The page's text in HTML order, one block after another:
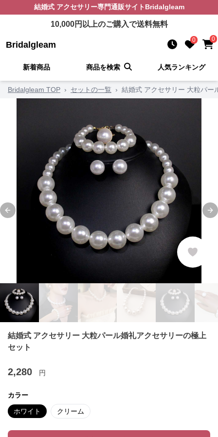
結婚式 アクセサリー専門通販サイト Bridalgleam
10,000円以上のご購入で送料無料
Bridalgleam 0 0
新着商品 商品を検索 人気ランキング
Bridalgleam TOP › セットの一覧 › 結婚式 アクセサリー 大粒パー
Previous slide
結婚式 アクセサリー 大粒パール婚礼アクセサリーの極上
セット
2,280 円
カラー
ホワイト クリーム